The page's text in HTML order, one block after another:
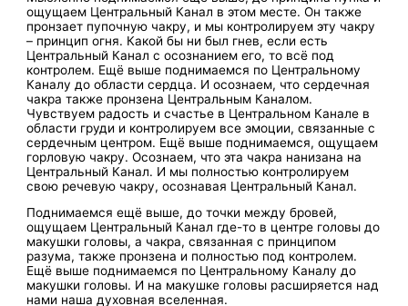
ощущаем Центральный Канал в этом месте. Он также
пронзает пупочную чакру, и мы контролируем эту чакру
– принцип огня. Какой бы ни был гнев, если есть
Центральный Канал с осознанием его, то всё под
контролем. Ещё выше поднимаемся по Центральному
Каналу до области сердца. И осознаем, что сердечная
чакра также пронзена Центральным Каналом.
Чувствуем радость и счастье в Центральном Канале в
области груди и контролируем все эмоции, связанные с
сердечным центром. Ещё выше поднимаемся, ощущаем
горловую чакру. Осознаем, что эта чакра нанизана на
Центральный Канал. И мы полностью контролируем
свою речевую чакру, осознавая Центральный Канал.
Поднимаемся ещё выше, до точки между бровей,
ощущаем Центральный Канал где-то в центре головы до
макушки головы, а чакра, связанная с принципом
разума, также пронзена и полностью под контролем.
Ещё выше поднимаемся по Центральному Каналу до
макушки головы. И на макушке головы расширяется над
нами наша духовная вселенная.